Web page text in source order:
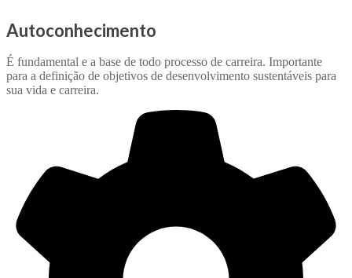
Autoconhecimento
É fundamental e a base de todo processo de carreira. Importante
para a definição de objetivos de desenvolvimento sustentáveis para
sua vida e carreira.